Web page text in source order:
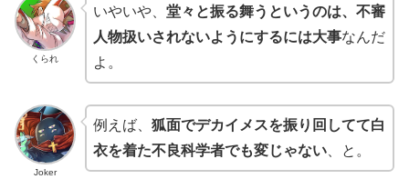
くられ
いやいや、 堂々と振る舞うというのは、不審
人物扱いされないようにするには大事なんだ
よ。
Joker
例えば、 狐面でデカイメスを振り回してて白
衣を着た不良科学者でも変じゃない、と。